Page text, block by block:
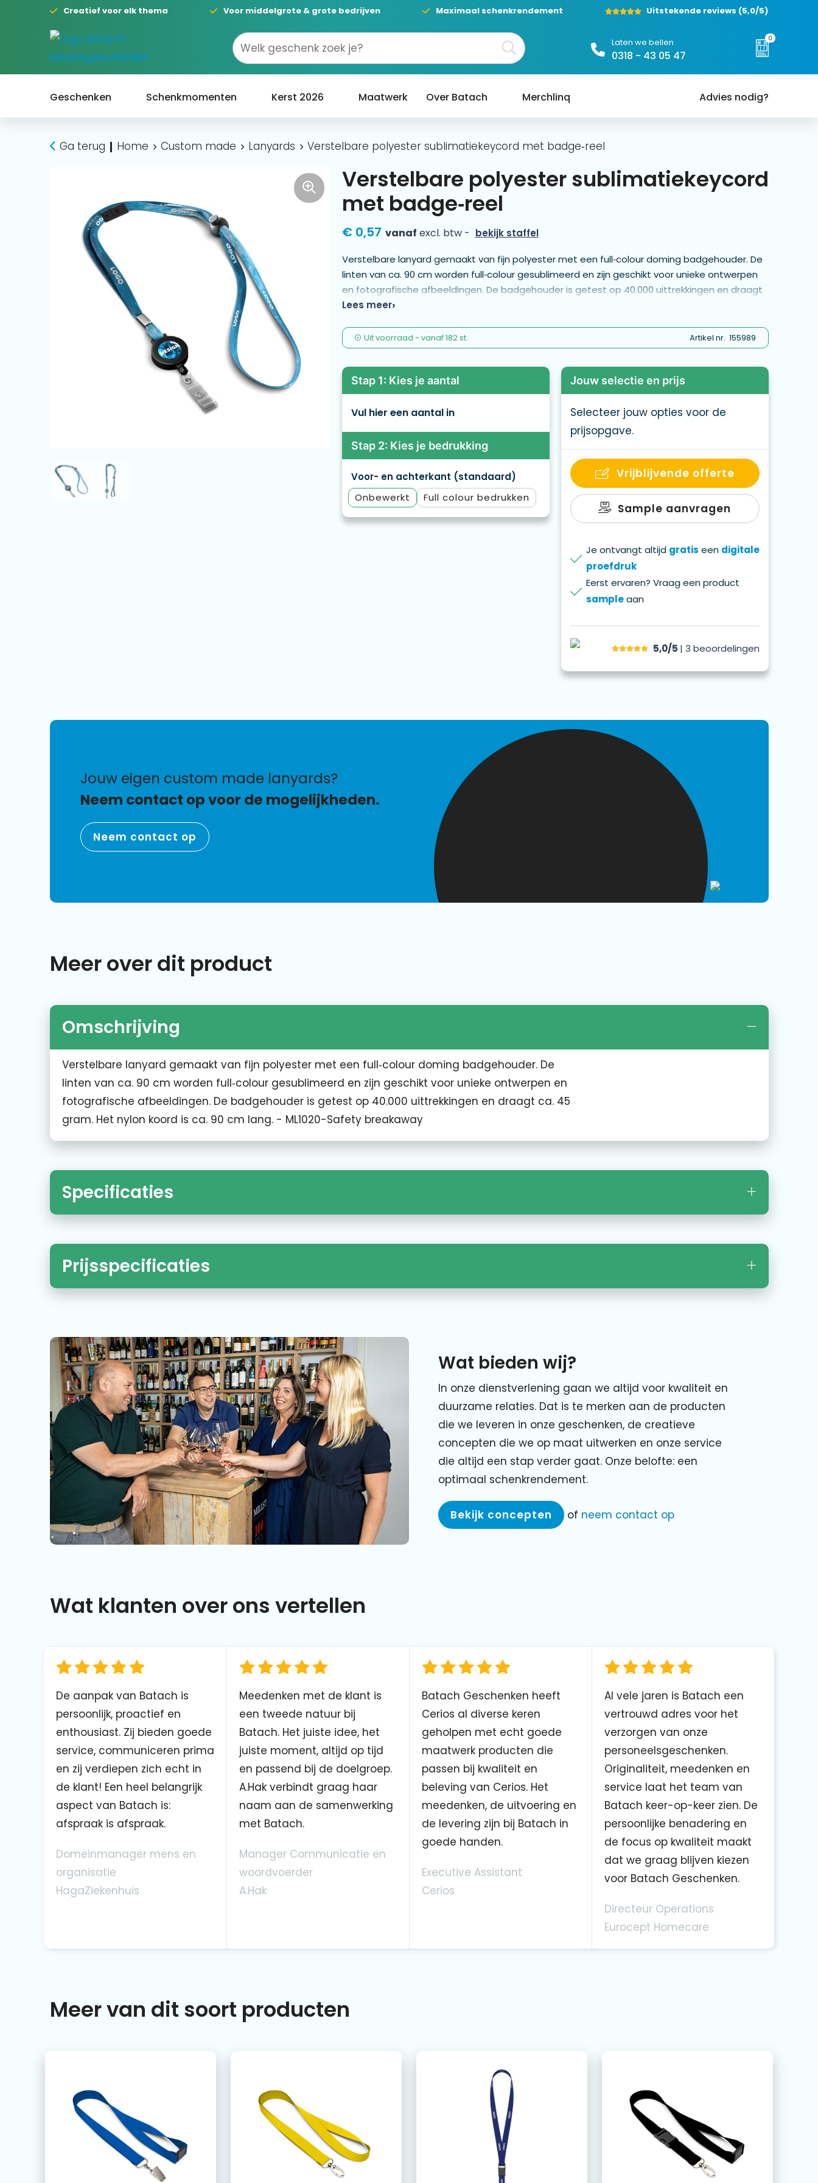
Creatief voor elk thema Voor middelgrote & grote bedrijven Maximaal schenkrendement Uitstekende reviews (5,0/5)
Laten we bellen
0318 - 43 05 47
0
Geschenken Schenkmomenten Kerst 2026 Maatwerk Over Batach Merchlinq Advies nodig?
Ga terug Home Custom made Lanyards Verstelbare polyester sublimatiekeycord met badge‑reel
Verstelbare polyester sublimatiekeycord
met badge‑reel
€ 0,57 vanaf excl. btw - bekijk staffel
Verstelbare lanyard gemaakt van fijn polyester met een full‑colour doming badgehouder. De
linten van ca. 90 cm worden full‑colour gesublimeerd en zijn geschikt voor unieke ontwerpen
en fotografische afbeeldingen. De badgehouder is getest op 40.000 uittrekkingen en draagt
ca. 45 gram. Het nylon koord is ca. 90 cm lang. - ML1020-Safety breakaway
Lees meer
Uit voorraad - vanaf182 st. Artikel nr. 155989
Stap 1: Kies je aantal
Vul hier een aantal in
Stap 2: Kies je bedrukking
Voor- en achterkant (standaard)
Onbewerkt
Full colour
Jouw selectie en prijs
Selecteer jouw opties voor de
prijsopgave.
Vrijblijvende offerte
Sample aanvragen
Je ontvangt altijd gratis een digitale
proefdruk
Eerst ervaren? Vraag een product
sampleaan
5,0/5 | 3 beoordelingen
jouw eigen custom made lanyards?
Neem contact op voor de mogelijkheden.
Neem contact op
Meer over dit product
Omschrijving
Verstelbare lanyard gemaakt van fijn polyester met een full‑colour doming badgehouder. De
linten van ca. 90 cm worden full‑colour gesublimeerd en zijn geschikt voor unieke ontwerpen en
fotografische afbeeldingen. De badgehouder is getest op 40.000 uittrekkingen en draagt ca. 45
gram. Het nylon koord is ca. 90 cm lang. - ML1020-Safety breakaway
Specificaties
Prijsspecificaties
Wat bieden wij?
In onze dienstverlening gaan we altijd voor kwaliteit en
duurzame relaties. Dat is te merken aan de producten
die we leveren in onze geschenken, de creatieve
concepten die we op maat uitwerken en onze service
die altijd een stap verder gaat. Onze belofte: een
optimaal schenkrendement.
Bekijk concepten of neem contact op
Wat klanten over ons vertellen
De aanpak van Batach is
persoonlijk, proactief en
enthousiast. Zij bieden goede
service, communiceren prima
en zij verdiepen zich echt in
de klant! Een heel belangrijk
aspect van Batach is:
afspraak is afspraak.
Domeinmanager mens en
organisatie
HagaZiekenhuis
Meedenken met de klant is
een tweede natuur bij
Batach. Het juiste idee, het
juiste moment, altijd op tijd
en passend bij de doelgroep.
A.Hak verbindt graag haar
naam aan de samenwerking
met Batach.
Manager Communicatie en
woordvoerder
A.Hak
Batach Geschenken heeft
Cerios al diverse keren
geholpen met echt goede
maatwerk producten die
passen bij kwaliteit en
beleving van Cerios. Het
meedenken, de uitvoering en
de levering zijn bij Batach in
goede handen.
Executive Assistant
Cerios
Al vele jaren is Batach een
vertrouwd adres voor het
verzorgen van onze
personeelsgeschenken.
Originaliteit, meedenken en
service laat het team van
Batach keer-op-keer zien. De
persoonlijke benadering en
de focus op kwaliteit maakt
dat we graag blijven kiezen
voor Batach Geschenken.
Directeur Operations
Eurocept Homecare
Meer van dit soort producten